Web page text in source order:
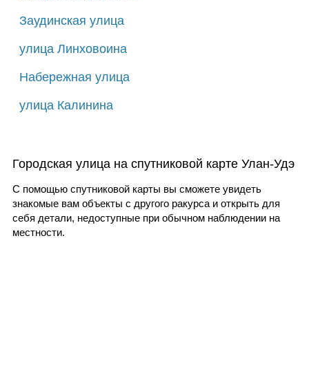
Заудинская улица
улица Линховоина
Набережная улица
улица Калинина
Городская улица на спутниковой карте Улан-Удэ
С помощью спутниковой карты вы сможете увидеть
знакомые вам объекты с другого ракурса и открыть для
себя детали, недоступные при обычном наблюдении на
местности.